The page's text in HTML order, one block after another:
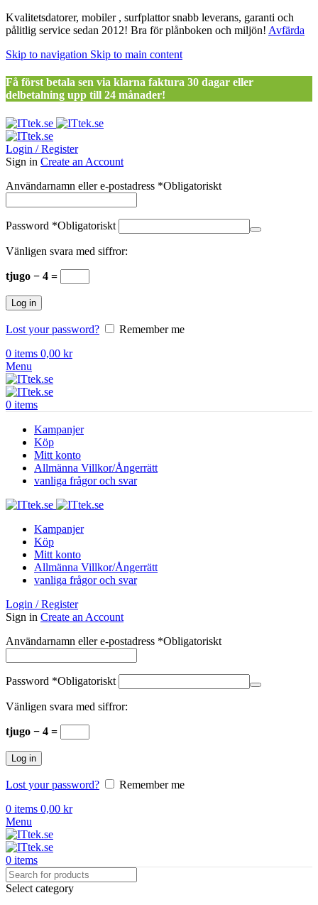
Kvalitetsdatorer, mobiler , surfplattor snabb leverans, garanti och
pålitlig service sedan 2012! Bra för plånboken och miljön! Avfärda
Skip to navigation Skip to main content
Få först betala sen via klarna faktura 30 dagar eller
delbetalning upp till 24 månader!
Login / Register
Sign in Create an Account
Användarnamn eller e-postadress *Obligatoriskt
Password *Obligatoriskt
Vänligen svara med siffror:
tjugo − 4 =
Log in
Lost your password?
Remember me
0 items 0,00 kr
Menu
0 items
Kampanjer
Köp
Mitt konto
Allmänna Villkor/Ångerrätt
vanliga frågor och svar
Kampanjer
Köp
Mitt konto
Allmänna Villkor/Ångerrätt
vanliga frågor och svar
Login / Register
Sign in Create an Account
Användarnamn eller e-postadress *Obligatoriskt
Password *Obligatoriskt
Vänligen svara med siffror:
tjugo − 4 =
Log in
Lost your password?
Remember me
0 items 0,00 kr
Menu
0 items
Select category